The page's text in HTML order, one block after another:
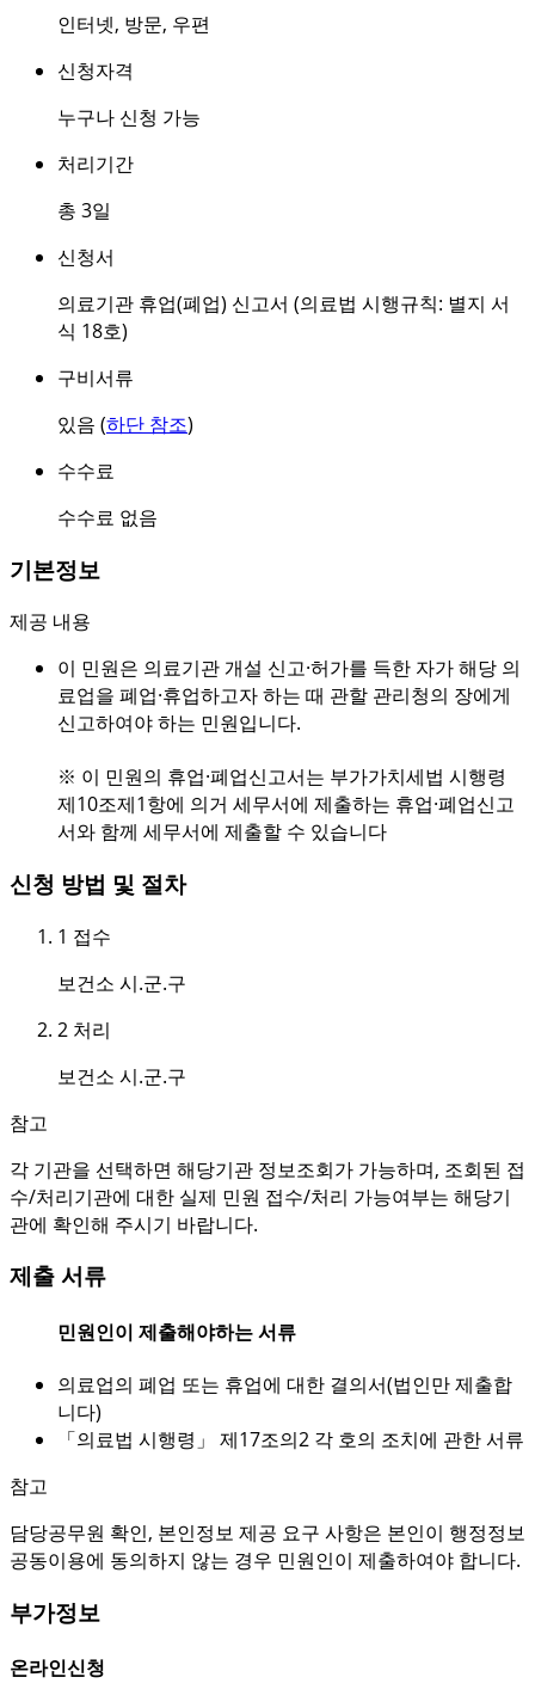
인터넷, 방문, 우편
신청자격
누구나 신청 가능
처리기간
총 3일
신청서
의료기관 휴업(폐업) 신고서 (의료법 시행규칙: 별지 서
식 18호)
구비서류
있음 (하단 참조)
수수료
수수료 없음
기본정보
제공 내용
이 민원은 의료기관 개설 신고·허가를 득한 자가 해당 의
료업을 폐업·휴업하고자 하는 때 관할 관리청의 장에게
신고하여야 하는 민원입니다.
※ 이 민원의 휴업·폐업신고서는 부가가치세법 시행령
제10조제1항에 의거 세무서에 제출하는 휴업·폐업신고
서와 함께 세무서에 제출할 수 있습니다
신청 방법 및 절차
1 접수
보건소 시.군.구
2 처리
보건소 시.군.구
참고
각 기관을 선택하면 해당기관 정보조회가 가능하며, 조회된 접
수/처리기관에 대한 실제 민원 접수/처리 가능여부는 해당기
관에 확인해 주시기 바랍니다.
제출 서류
민원인이 제출해야하는 서류
의료업의 폐업 또는 휴업에 대한 결의서(법인만 제출합
니다)
「의료법 시행령」 제17조의2 각 호의 조치에 관한 서류
참고
담당공무원 확인, 본인정보 제공 요구 사항은 본인이 행정정보
공동이용에 동의하지 않는 경우 민원인이 제출하여야 합니다.
부가정보
온라인신청